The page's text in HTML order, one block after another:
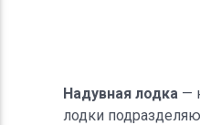
Надувная лодка —
лодки